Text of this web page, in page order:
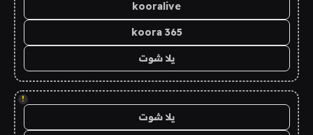
kooralive
koora 365
يلا شوت
!
يلا شوت